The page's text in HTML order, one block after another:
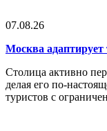
07.08.26
Москва
Столица активно
делая его по-
туристов с